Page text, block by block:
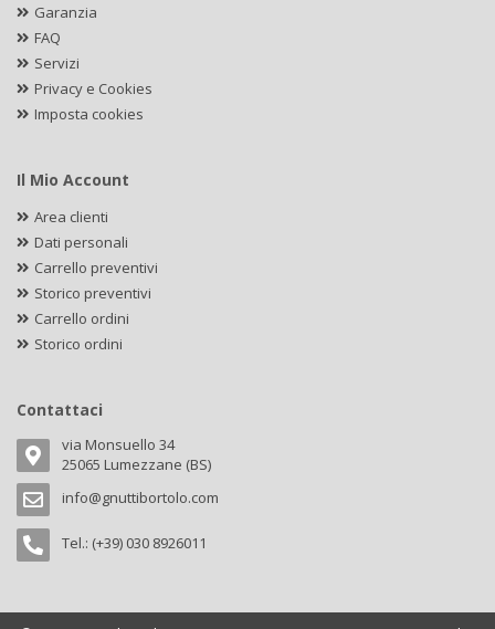
Garanzia
FAQ
Servizi
Privacy e Cookies
Imposta cookies
Il Mio Account
Area clienti
Dati personali
Carrello preventivi
Storico preventivi
Carrello ordini
Storico ordini
Contattaci
via Monsuello 34
25065 Lumezzane (BS)
info@gnuttibortolo.com
Tel.: (+39) 030 8926011